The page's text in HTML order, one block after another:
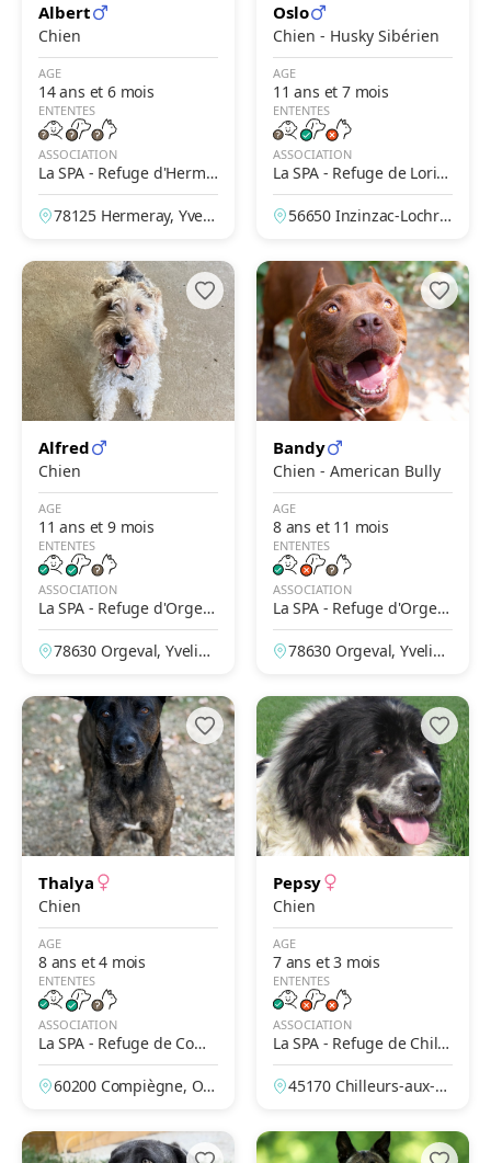
Albert
Chien
AGE
14 ans et 6 mois
ENTENTES
ASSOCIATION
La SPA - Refuge d'Herme
ray
78125 Hermeray, Yveli
Oslo
Chien - Husky Sibérien
AGE
11 ans et 7 mois
ENTENTES
ASSOCIATION
La SPA - Refuge de Lorie
nt-Inzinzac
56650 Inzinzac-Lochris
Alfred
Chien
AGE
11 ans et 9 mois
ENTENTES
ASSOCIATION
La SPA - Refuge d'Orgev
al
78630 Orgeval, Yveline
Bandy
Chien - American Bully
AGE
8 ans et 11 mois
ENTENTES
ASSOCIATION
La SPA - Refuge d'Orgev
al
78630 Orgeval, Yveline
Thalya
Chien
AGE
8 ans et 4 mois
ENTENTES
ASSOCIATION
La SPA - Refuge de Comp
iègne
60200 Compiègne, Ois
Pepsy
Chien
AGE
7 ans et 3 mois
ENTENTES
ASSOCIATION
La SPA - Refuge de Chille
urs-Aux-Bois – Le Moulin
d'en Haut
45170 Chilleurs-aux-B